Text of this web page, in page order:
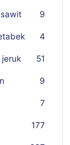
9
4
51
9
7
177